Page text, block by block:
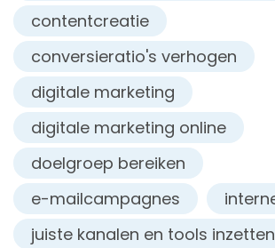
contentcreatie
conversieratio's verhogen
digitale marketing
digitale marketing online
doelgroep bereiken
e-mailcampagnes
juiste kanalen en tools inzetten